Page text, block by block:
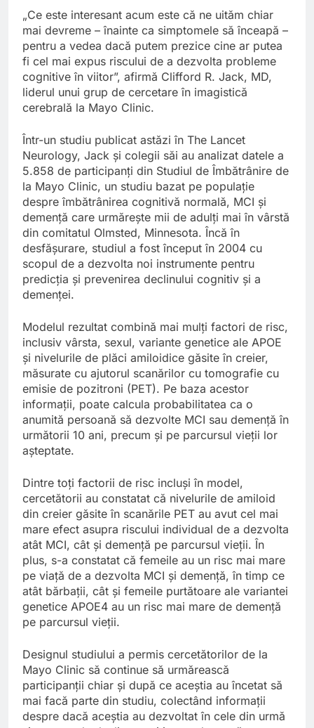
„Ce este interesant acum este că ne uităm chiar
mai devreme – înainte ca simptomele să înceapă –
pentru a vedea dacă putem prezice cine ar putea
fi cel mai expus riscului de a dezvolta probleme
cognitive în viitor”, afirmă Clifford R. Jack, MD,
liderul unui grup de cercetare în imagistică
cerebrală la Mayo Clinic.
Într-un studiu publicat astăzi în The Lancet
Neurology, Jack și colegii săi au analizat datele a
5.858 de participanți din Studiul de Îmbătrânire de
la Mayo Clinic, un studiu bazat pe populație
despre îmbătrânirea cognitivă normală, MCI și
demență care urmărește mii de adulți mai în vârstă
din comitatul Olmsted, Minnesota. Încă în
desfășurare, studiul a fost început în 2004 cu
scopul de a dezvolta noi instrumente pentru
predicția și prevenirea declinului cognitiv și a
demenței.
Modelul rezultat combină mai mulți factori de risc,
inclusiv vârsta, sexul, variante genetice ale APOE
și nivelurile de plăci amiloidice găsite în creier,
măsurate cu ajutorul scanărilor cu tomografie cu
emisie de pozitroni (PET). Pe baza acestor
informații, poate calcula probabilitatea ca o
anumită persoană să dezvolte MCI sau demență în
următorii 10 ani, precum și pe parcursul vieții lor
așteptate.
Dintre toți factorii de risc incluși în model,
cercetătorii au constatat că nivelurile de amiloid
din creier găsite în scanările PET au avut cel mai
mare efect asupra riscului individual de a dezvolta
atât MCI, cât și demență pe parcursul vieții. În
plus, s-a constatat că femeile au un risc mai mare
pe viață de a dezvolta MCI și demență, în timp ce
atât bărbații, cât și femeile purtătoare ale variantei
genetice APOE4 au un risc mai mare de demență
pe parcursul vieții.
Designul studiului a permis cercetătorilor de la
Mayo Clinic să continue să urmărească
participanții chiar și după ce aceștia au încetat să
mai facă parte din studiu, colectând informații
despre dacă aceștia au dezvoltat în cele din urmă